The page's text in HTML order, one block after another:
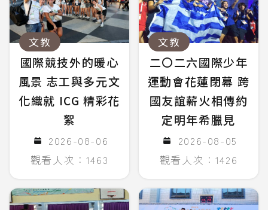
文教
國際競技外的暖心
風景 志工與多元文
化織就 ICG 精彩花
絮
2026-08-06
觀看人次：1463
文教
二〇二六國際少年
運動會花蓮閉幕 跨
國友誼薪火相傳約
定明年希臘見
2026-08-05
觀看人次：1426